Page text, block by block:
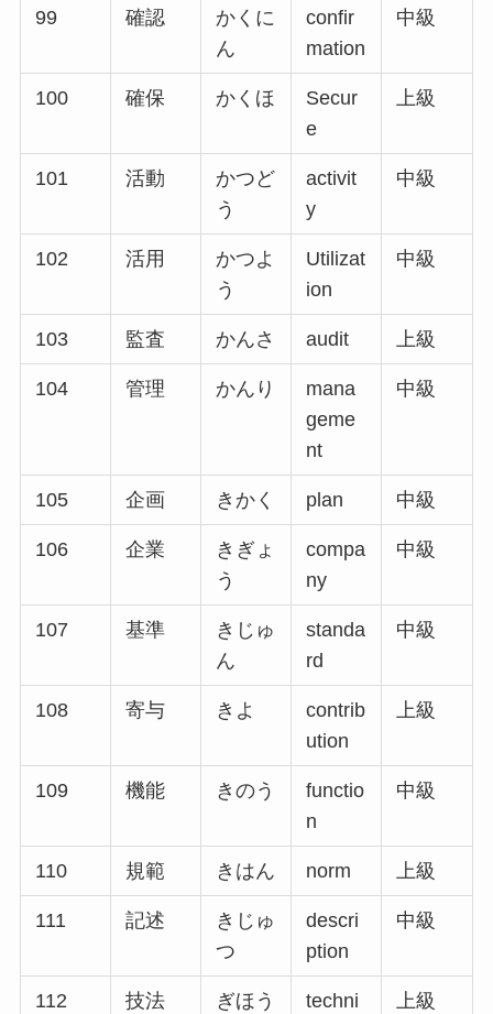
99 確認
かくに
ん
confir
mation
中級
100 確保 かくほ
Secur
e
上級
101 活動
かつど
う
activit
y
中級
102 活用
かつよ
う
Utilizat
ion
中級
103 監査 かんさ audit 上級
104 管理 かんり
mana
geme
nt
中級
105 企画 きかく plan 中級
106 企業
きぎょ
う
compa
ny
中級
107 基準
きじゅ
ん
standa
rd
中級
108 寄与 きよ
contrib
ution
上級
109 機能 きのう
functio
n
中級
110 規範 きはん norm 上級
111 記述
きじゅ
つ
descri
ption
中級
112 技法 ぎほう
techni
上級